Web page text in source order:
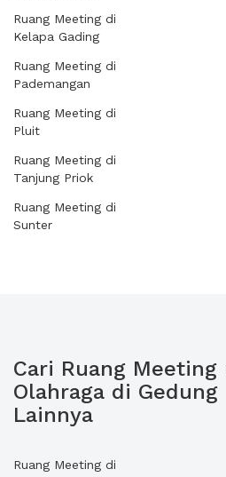
Ruang Meeting di
Kelapa Gading
Ruang Meeting di
Pademangan
Ruang Meeting di
Pluit
Ruang Meeting di
Tanjung Priok
Ruang Meeting di
Sunter
Cari Ruang
Olahraga di Gedung
Lainnya
Ruang Meeting di